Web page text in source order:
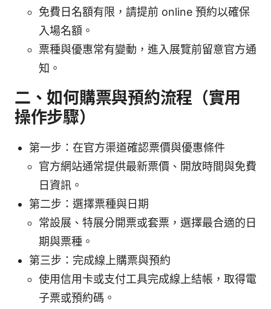
免費日名額有限，請提前 online 預約以確保
入場名額。
票種與優惠常有變動，進入展覽前留意官方通
知。
二、如何購票與預約流程（實用
操作步驟）
第一步：在官方渠道確認票價與優惠條件
官方網站通常提供最新票價、開放時間與免費
日資訊。
第二步：選擇票種與日期
常設展、特展分開票或套票，選擇最合適的日
期與票種。
第三步：完成線上購票與預約
使用信用卡或支付工具完成線上結帳，取得電
子票或預約碼。